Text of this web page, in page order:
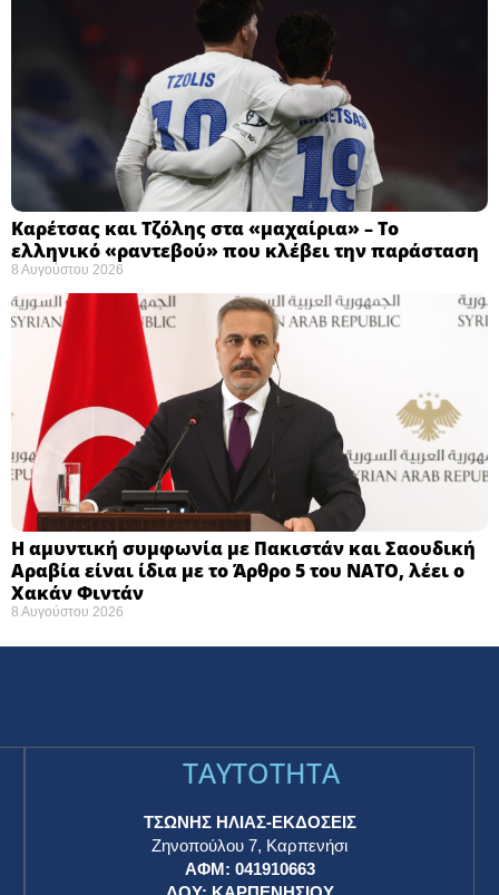
Καρέτσας και Τζόλης στα «μαχαίρια» – Το
ελληνικό «ραντεβού» που κλέβει την παράσταση
8 Αυγούστου 2026
Η αμυντική συμφωνία με Πακιστάν και Σαουδική
Αραβία είναι ίδια με το Άρθρο 5 του ΝΑΤΟ, λέει ο
Χακάν Φιντάν
8 Αυγούστου 2026
TAYTOTHTA
ΤΣΩΝΗΣ ΗΛΙΑΣ-ΕΚΔΟΣΕΙΣ
Ζηνοπούλου 7, Καρπενήσι
ΑΦΜ: 041910663